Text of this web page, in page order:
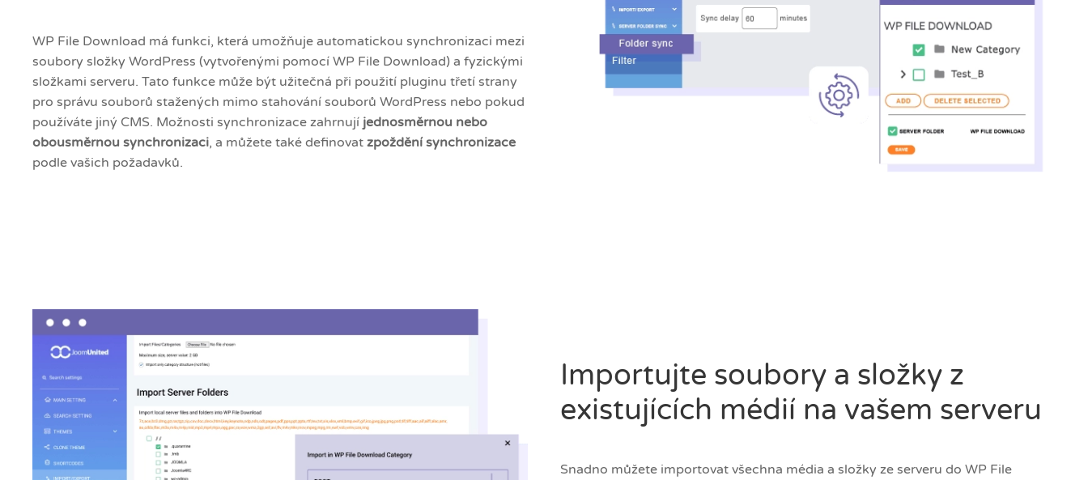
WP File Download má funkci, která umožňuje automatickou synchronizaci mezi
soubory složky WordPress (vytvořenými pomocí WP File Download) a fyzickými
složkami serveru. Tato funkce může být užitečná při použití pluginu třetí strany
pro správu souborů stažených mimo stahování souborů WordPress nebo pokud
používáte jiný CMS. Možnosti synchronizace zahrnují jednosměrnou nebo
obousměrnou synchronizaci, a můžete také definovat zpoždění synchronizace
podle vašich požadavků.
Importujte soubory a složky z
existujících médií na vašem serveru
Snadno můžete importovat všechna média a složky ze serveru do WP File